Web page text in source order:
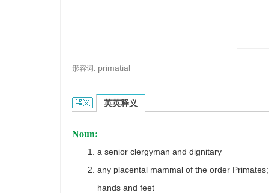
形容词: primatial
primate的英文翻译是什么意思，词典释义与在线翻
英英释义
Noun:
a senior clergyman and dignitary
any placental mammal of the order
hands and feet